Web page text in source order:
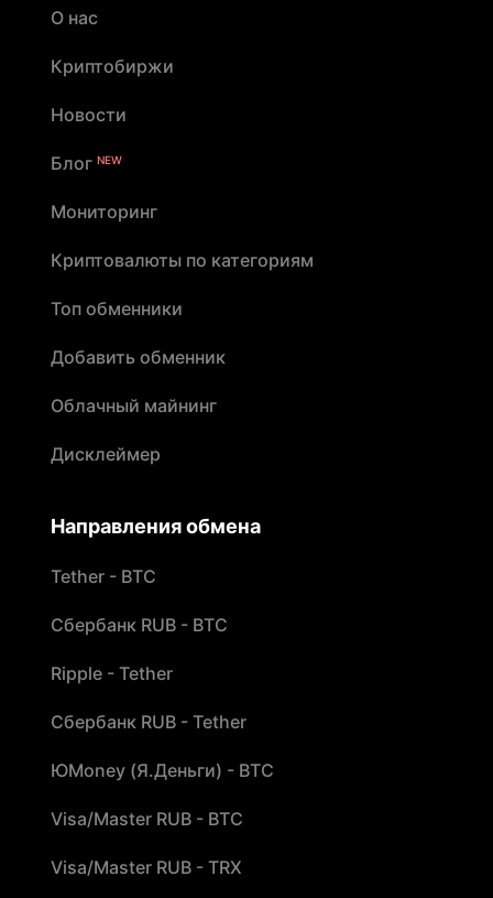
О нас
Криптобиржи
Новости
Блог NEW
Мониторинг
Криптовалюты по категориям
Топ обменники
Добавить обменник
Облачный майнинг
Дисклеймер
Направления обмена
Tether - BTC
Сбербанк RUB - BTC
Ripple - Tether
Сбербанк RUB - Tether
ЮMoney (Я.Деньги) - BTC
Visa/Master RUB - BTC
Visa/Master RUB - TRX